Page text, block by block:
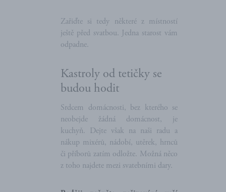
Zařiďte si tedy některé z místností
ještě před svatbou. Jedna starost vám
odpadne.
Kastroly od tetičky se
budou hodit
Srdcem domácnosti, bez kterého se
neobejde žádná domácnost, je
kuchyň. Dejte však na naši radu a
nákup mixérů, nádobí, utěrek, hrnců
či příborů zatím odložte. Možná něco
z toho najdete mezi svatebními dary.